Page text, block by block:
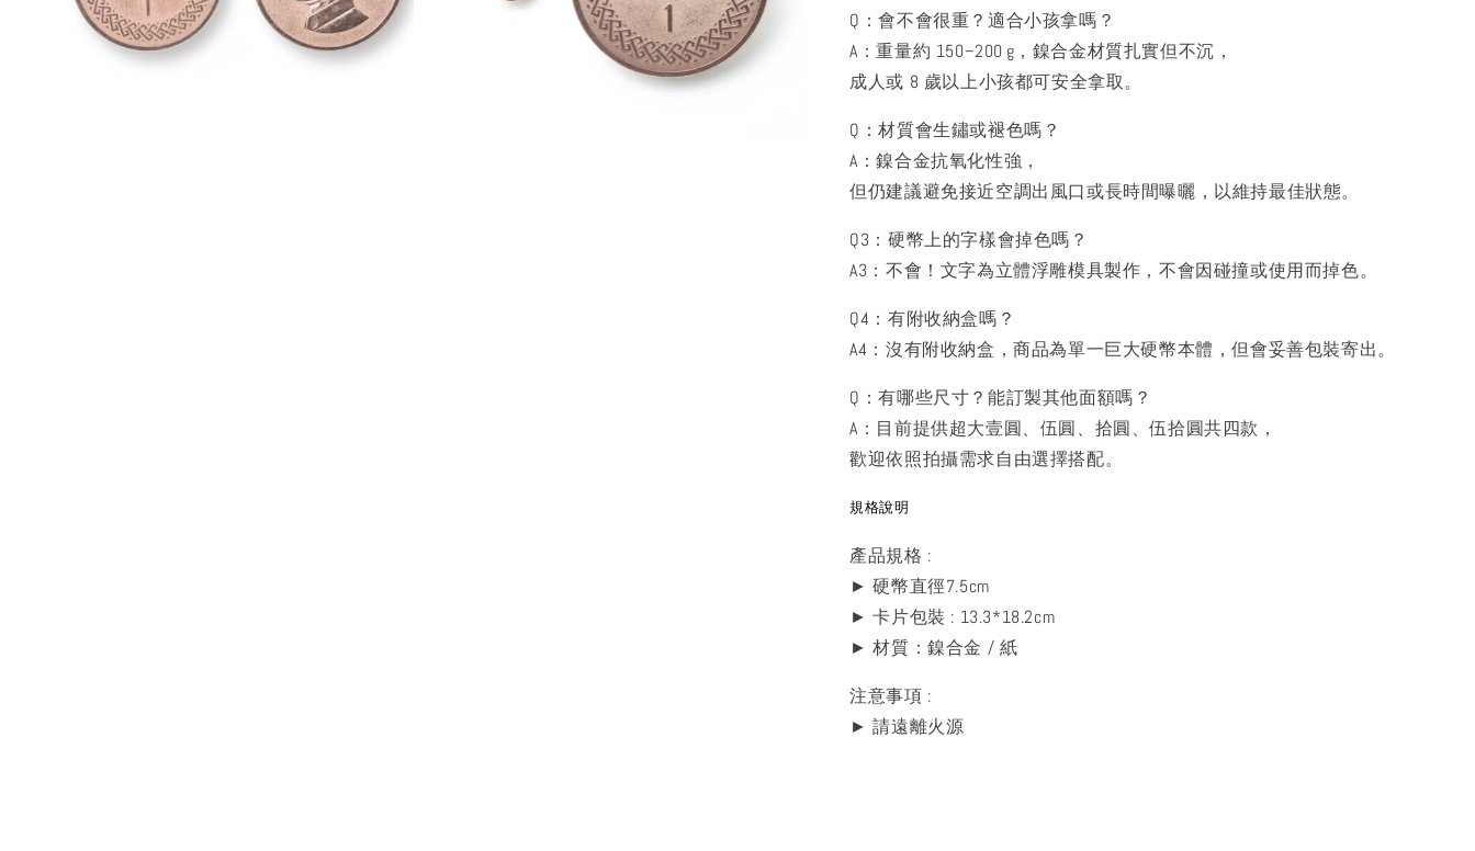
Q：會不會很重？適合小孩拿嗎？
A：重量約 150–200 g，鎳合金材質扎實但不沉，
成人或 8 歲以上小孩都可安全拿取。
Q：材質會生鏽或褪色嗎？
A：鎳合金抗氧化性強，
但仍建議避免接近空調出風口或長時間曝曬，以維持最佳狀態。
Q3：硬幣上的字樣會掉色嗎？
A3：不會！文字為立體浮雕模具製作，不會因碰撞或使用而掉色。
Q4：有附收納盒嗎？
A4：沒有附收納盒，商品為單一巨大硬幣本體，但會妥善包裝寄出。
Q：有哪些尺寸？能訂製其他面額嗎？
A：目前提供超大壹圓、伍圓、拾圓、伍拾圓共四款，
歡迎依照拍攝需求自由選擇搭配。
規格說明
產品規格 :
► 硬幣直徑7.5cm
► 卡片包裝 : 13.3*18.2cm
► 材質：鎳合金 / 紙
注意事項 :
► 請遠離火源